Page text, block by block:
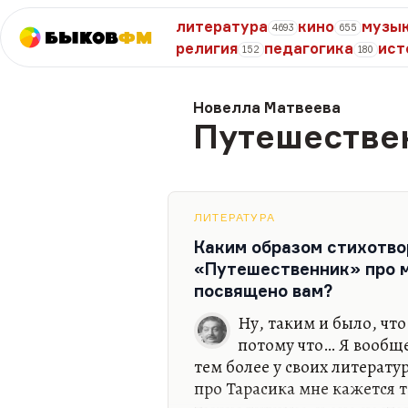
БыковФМ
литература 4693 кино 655
религия 152 педагогика 180
Новелла Матвеева
ЛИТЕРАТУРА
Каким образом
«Путешественник» про
посвящено вам?
Ну, таким и было,
потому что… Я
тем более у своих
про Тарасика мне